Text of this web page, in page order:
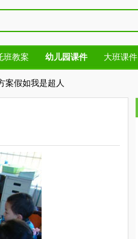
班教案 幼儿园课件 大班课件
案假如我是超人